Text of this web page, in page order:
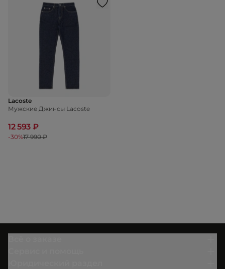
Lacoste
Мужские Джинсы Lacoste
12 593 ₽
-30%17 990 ₽